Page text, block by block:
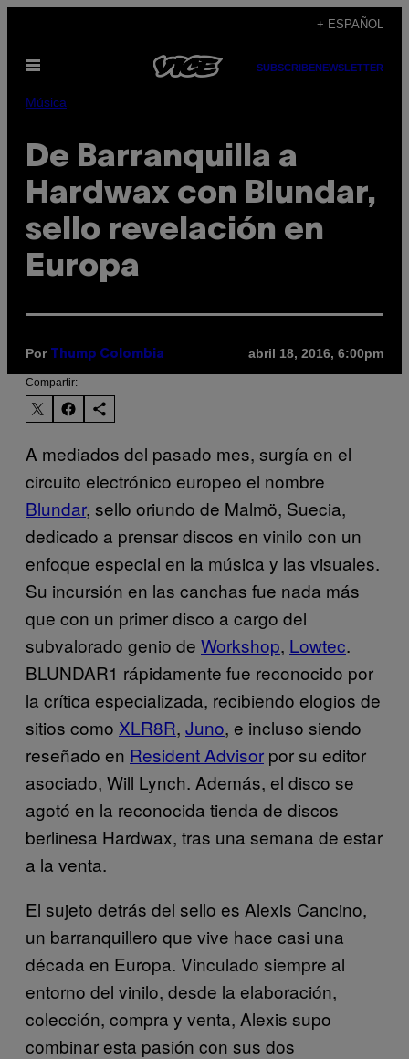
contenido
+ ESPAÑOL
Abrir
SUBSCRIBENEWSLETTER
Música
De Barranquilla a
Hardwax con Blundar,
sello revelación en
Europa
Por Thump Colombia abril 18, 2016, 6:00pm
Compartir:
A mediados del pasado mes, surgía en el
circuito electrónico europeo el nombre
Blundar, sello oriundo de Malmö, Suecia,
dedicado a prensar discos en vinilo con un
enfoque especial en la música y las visuales.
Su incursión en las canchas fue nada más
que con un primer disco a cargo del
subvalorado genio de Workshop, Lowtec.
BLUNDAR1 rápidamente fue reconocido por
la crítica especializada, recibiendo elogios de
sitios como XLR8R, Juno, e incluso siendo
reseñado en Resident Advisor por su editor
asociado, Will Lynch. Además, el disco se
agotó en la reconocida tienda de discos
berlinesa Hardwax, tras una semana de estar
a la venta.
El sujeto detrás del sello es Alexis Cancino,
un barranquillero que vive hace casi una
década en Europa. Vinculado siempre al
entorno del vinilo, desde la elaboración,
colección, compra y venta, Alexis supo
combinar esta pasión con sus dos